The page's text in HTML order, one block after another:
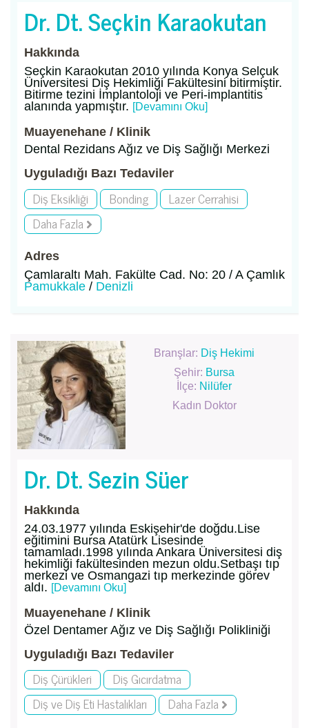
Dr. Dt. Seçkin Karaokutan
Hakkında
Seçkin Karaokutan 2010 yılında Konya Selçuk
Üniversitesi Diş Hekimliği Fakültesini bitirmiştir.
Bitirme tezini İmplantoloji ve Peri-implantitis
alanında yapmıştır. [Devamını Oku]
Muayenehane / Klinik
Dental Rezidans Ağız ve Diş Sağlığı Merkezi
Uyguladığı Bazı Tedaviler
Diş Eksikliği Bonding
Lazer Cerrahisi
Daha Fazla
Adres
Çamlaraltı Mah. Fakülte Cad. No: 20 / A Çamlık
Pamukkale / Denizli
Branşlar: Diş Hekimi
Şehir: Bursa
İlçe: Nilüfer
Kadın Doktor
Dr. Dt. Sezin Süer
Hakkında
24.03.1977 yılında Eskişehir'de doğdu.Lise
eğitimini Bursa Atatürk Lisesinde
tamamladı.1998 yılında Ankara Üniversitesi diş
hekimliği fakültesinden mezun oldu.Setbaşı tıp
merkezi ve Osmangazi tıp merkezinde görev
aldı. [Devamını Oku]
Muayenehane / Klinik
Özel Dentamer Ağız ve Diş Sağlığı Polikliniği
Uyguladığı Bazı Tedaviler
Diş Çürükleri
Diş Gıcırdatma
Diş ve Diş Eti Hastalıkları
Daha Fazla